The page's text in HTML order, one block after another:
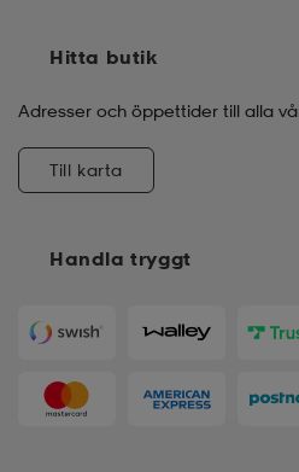
Handla tryggt
Hitta butik
Adresser och öppettider till alla
Till karta